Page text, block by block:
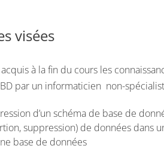
visées
à la fin du cours les
par un informaticien non-
d’un schéma de base de
suppression) de données dans
base de données